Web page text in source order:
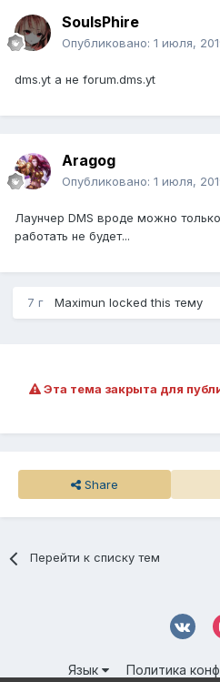
SoulsPhire
Опубликовано: 1 июля,
dms.yt а не forum.dms.yt
Aragog
Опубликовано: 1 июля,
Лаунчер DMS вроде можно
работать не будет...
7 г Maximun locked this тему
Эта тема закрыта для
Share
Перейти к списку тем
Язык
Политика